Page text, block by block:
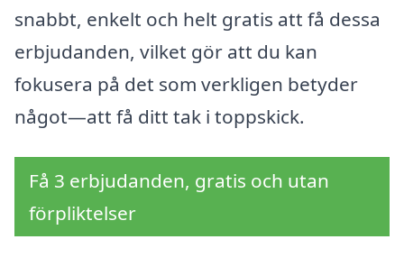
snabbt, enkelt och helt gratis att få dessa
erbjudanden, vilket gör att du kan
fokusera på det som verkligen betyder
något—att få ditt tak i toppskick.
Få 3 erbjudanden, gratis och utan
förpliktelser